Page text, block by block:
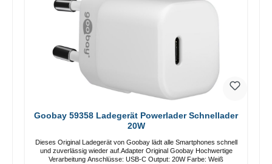
Goobay 59358 Ladegerät Powerlader Schnellader
20W
Dieses Original Ladegerät von Goobay lädt alle Smartphones schnell
und zuverlässig wieder auf.Adapter Original Goobay Hochwertige
Verarbeitung Anschlüsse: USB-C Output: 20W Farbe: Weiß